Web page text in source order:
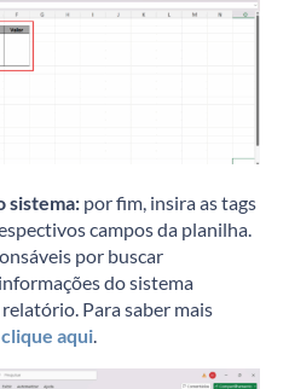
sistema: por fim, insira as tags
campos da planilha.
por buscar
do sistema
Para saber mais
clique aqui.